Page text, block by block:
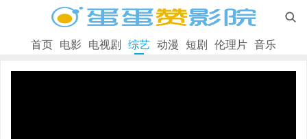

首页 电影 电视剧 综艺 动漫 短剧 伦理片 音乐